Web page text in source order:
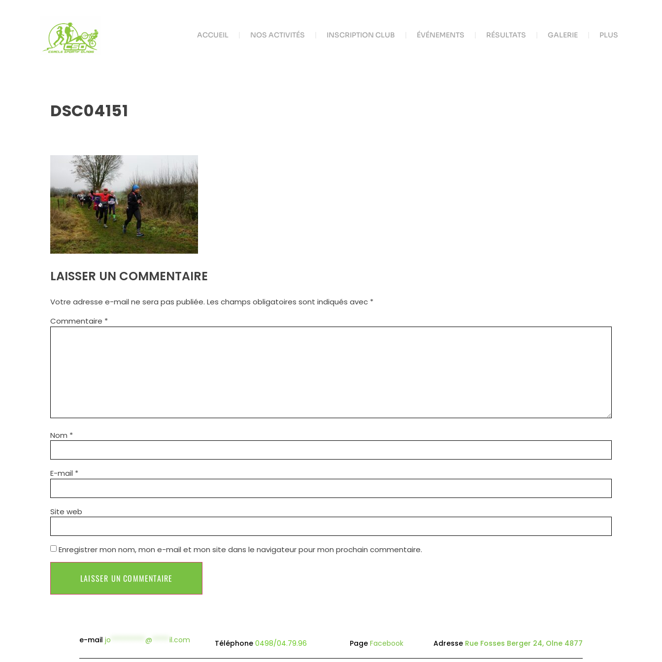
ACCUEIL NOS ACTIVITÉS INSCRIPTION CLUB ÉVÉNEMENTS RÉSULTATS GALERIE PLUS
DSC04151
LAISSER UN COMMENTAIRE
Votre adresse e-mail ne sera pas publiée. Les champs obligatoires sont indiqués avec *
Commentaire *
Nom *
E-mail *
Site web
Enregistrer mon nom, mon e-mail et mon site dans le navigateur pour mon prochain commentaire.
e-mailjo **********@ *****il.com Téléphone0498/04.79.96 Page Facebook Adresse Rue Fosses Berger 24, Olne 4877